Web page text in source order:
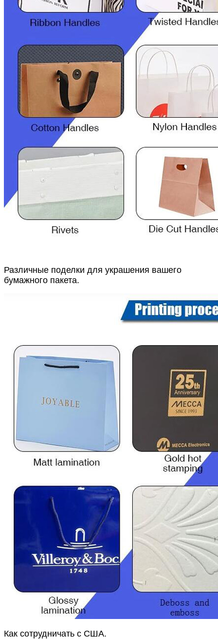
Различные поделки для украшения вашего
бумажного пакета.
Как сотрудничать с США.